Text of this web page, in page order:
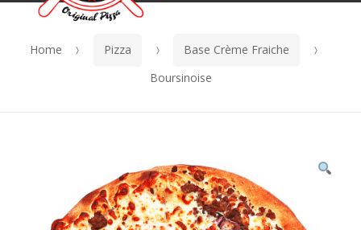
Home Pizza
Base Crème Fraiche
Boursinoise